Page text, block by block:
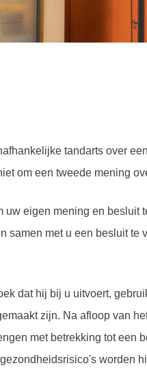
tandarts over
om een tweede mening
eigen mening en
samen met u een besluit
dat hij bij u uitvoert,
zijn. Na afloop van
met betrekking tot
worden